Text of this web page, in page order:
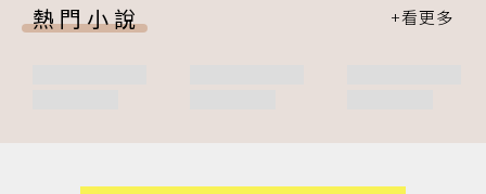
熱門小說